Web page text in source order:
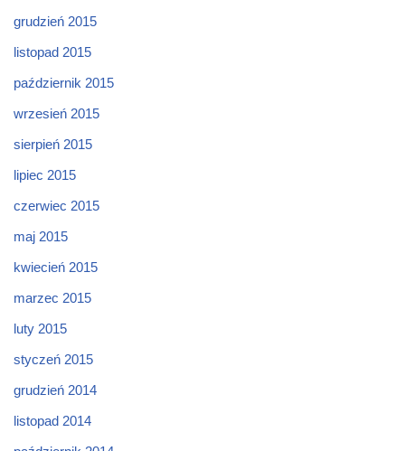
grudzień 2015
listopad 2015
październik 2015
wrzesień 2015
sierpień 2015
lipiec 2015
czerwiec 2015
maj 2015
kwiecień 2015
marzec 2015
luty 2015
styczeń 2015
grudzień 2014
listopad 2014